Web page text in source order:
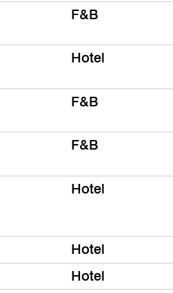
F&B
Hotel
F&B
F&B
Hotel
Hotel
Hotel